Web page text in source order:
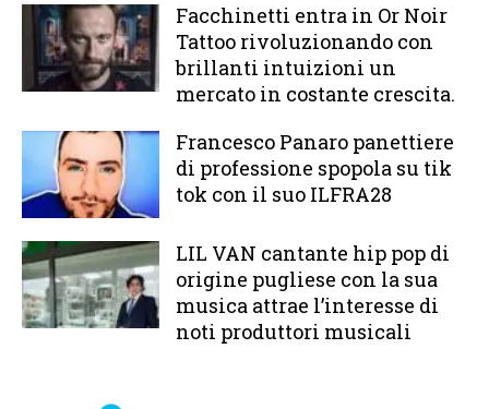
Facchinetti entra in Or Noir
Tattoo rivoluzionando con
brillanti intuizioni un
mercato in costante crescita.
Francesco Panaro panettiere
di professione spopola su tik
tok con il suo ILFRA28
LIL VAN cantante hip pop di
origine pugliese con la sua
musica attrae l’interesse di
noti produttori musicali